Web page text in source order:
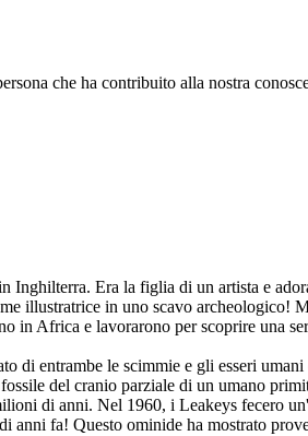
che ha contribuito alla nostra
Era la figlia di un artista e
illustratrice in uno scavo
in Africa e lavorarono per scoprire una
di entrambe le scimmie e gli esseri
del cranio parziale di un umano
di anni. Nel 1960, i Leakeys fecero
fa! Questo ominide ha mostrato